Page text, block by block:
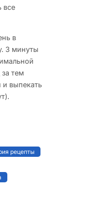
все
в
3 минуты
тем
и выпекать
рецепты